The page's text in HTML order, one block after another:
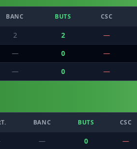
BANC BUTS CSC
2 2 —
— 0 —
— 0 —
BANC BUTS CSC
— 0 —